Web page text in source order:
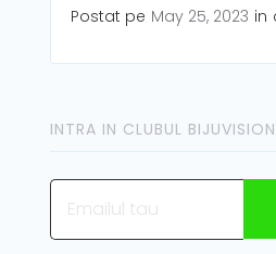
Postat pe May 25, 2023 in
INTRA IN CLUBUL BIJUVISION